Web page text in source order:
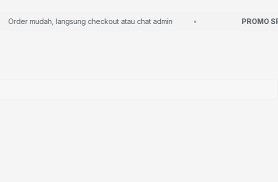
Order mudah, langsung checkout atau chat admin PROMO